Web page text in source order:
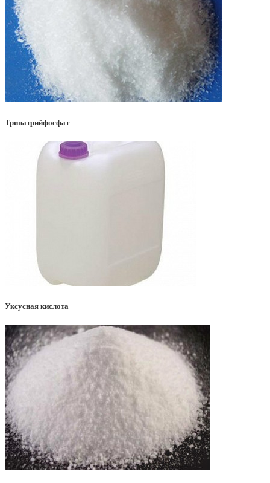
Тринатрийфосфат
Уксусная кислота